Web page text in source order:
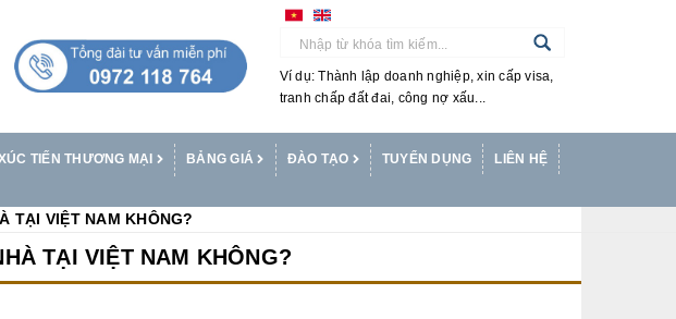
Ví dụ: Thành lập doanh nghiệp, xin cấp visa,
tranh chấp đất đai, công nợ xấu...
TIẾN THƯƠNG MẠI BẢNG GIÁ ĐÀO TẠO TUYỂN DỤNG LIÊN HỆ
TẠI VIỆT NAM KHÔNG?
TẠI VIỆT NAM KHÔNG?